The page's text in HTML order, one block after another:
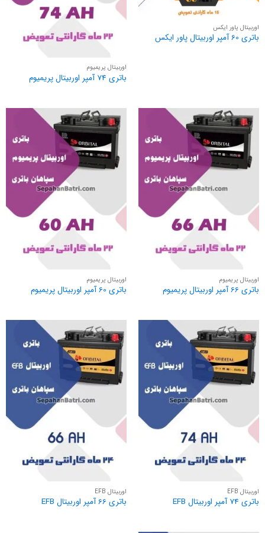
اوربیتال پاور ایکس
باتری 60 آمپر اوربیتال پاور ایکس
اوربیتال پریمیوم
باتری 74 آمپر اوربیتال پریمیوم
اوربیتال پریمیوم
باتری 66 آمپر اوربیتال پریمیوم
اوربیتال پریمیوم
باتری 60 آمپر اوربیتال پریمیوم
اوربیتال EFB
باتری 74 آمپر اوربیتال EFB
اوربیتال EFB
باتری 66 آمپر اوربیتال EFB